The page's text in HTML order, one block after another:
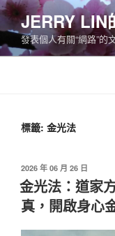
跳
至
主
要
JERRY LIN
發表個人有關“網路”的
標籤: 金光法
發
佈
於
2026 年 06 月 26 日
金光法：道家
真，開啟身心